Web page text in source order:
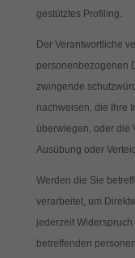
gestütztes Profiling.
Der Verantwortliche
personenbezogenen
zwingende
nachweisen, die Ihre
überwiegen, oder die
Ausübung oder
Werden die Sie
verarbeitet, um
jederzeit
betreffenden